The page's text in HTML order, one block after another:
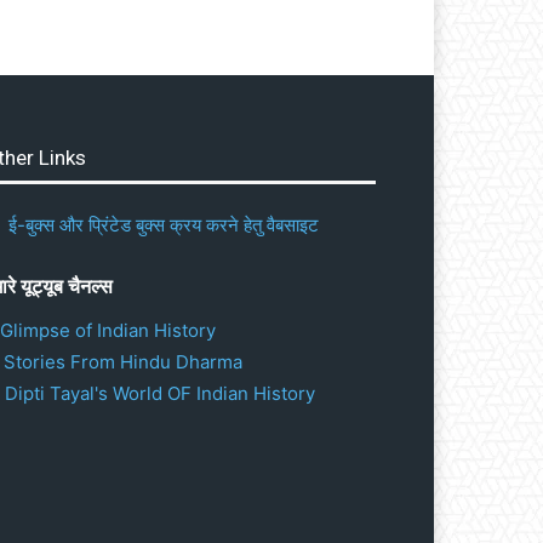
Links
ई-बुक्स और प्रिंटेड बुक्स क्रय करने हेतु वैबसाइट
यूट्यूब चैनल्स
Glimpse of Indian History
Stories From Hindu Dharma
Dipti Tayal's World OF Indian History